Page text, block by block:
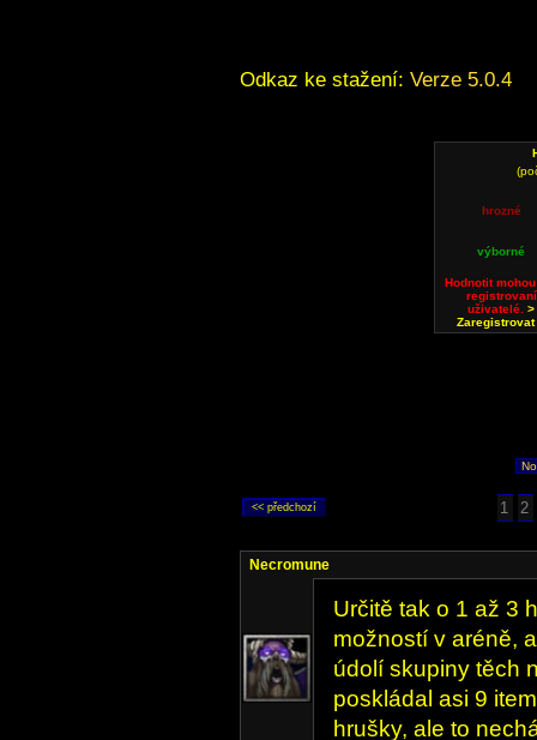
Odkaz ke stažení: Verze 5.0.4
hrozné
výborné
Hodnotit
registrovaní
uživatelé.>
Zaregistrovat
1 2
Necromune
Určitě tak o 1 až 3
možností v aréně,
údolí skupiny těch
poskládal asi 9
hrušky, ale to